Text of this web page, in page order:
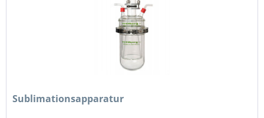
Sublimationsapparatur